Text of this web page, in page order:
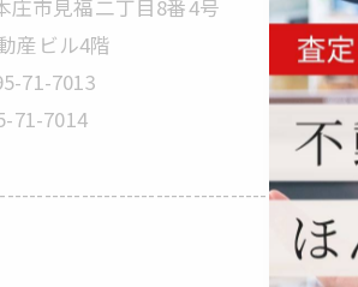
庄市見福二丁目8番4号
産ビル4階
71-7013
71-7014